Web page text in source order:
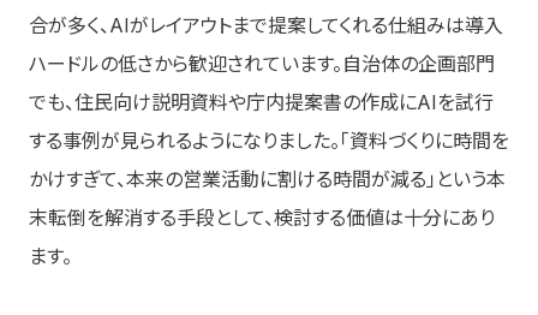
合が多く、AIがレイアウトまで提案してくれる仕組みは導入
ハードルの低さから歓迎されています。自治体の企画部門
でも、住民向け説明資料や庁内提案書の作成にAIを試行
する事例が見られるようになりました。「資料づくりに時間を
かけすぎて、本来の営業活動に割ける時間が減る」という本
末転倒を解消する手段として、検討する価値は十分にあり
ます。